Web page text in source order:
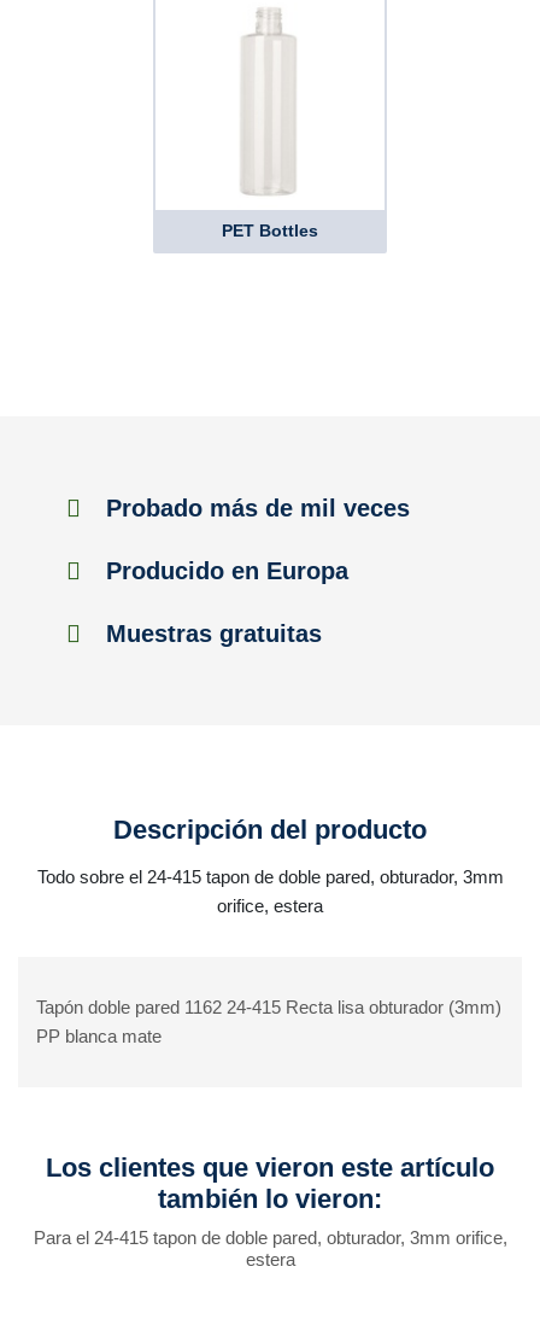
PET Bottles
Probado más de mil veces
Producido en Europa
Muestras gratuitas
Descripción del producto
Todo sobre el 24-415 tapon de doble pared, obturador, 3mm
orifice, estera
Tapón doble pared 1162 24-415 Recta lisa obturador (3mm)
PP blanca mate
Los clientes que vieron este artículo
también lo vieron:
Para el 24-415 tapon de doble pared, obturador, 3mm orifice,
estera